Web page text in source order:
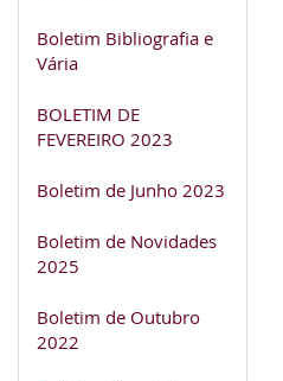
Boletim Bibliografia e
Vária
BOLETIM DE
FEVEREIRO 2023
Boletim de Junho 2023
Boletim de Novidades
2025
Boletim de Outubro
2022